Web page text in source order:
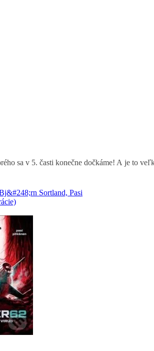
sa v 5. časti konečne dočkáme! A je to